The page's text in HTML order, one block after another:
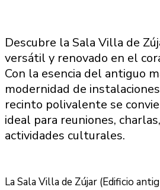
Descubre la Sala Villa de
versátil y renovado en el
Con la esencia del antiguo
modernidad de
recinto polivalente se
ideal para reuniones,
actividades culturales.
La Sala Villa de Zújar (Edificio